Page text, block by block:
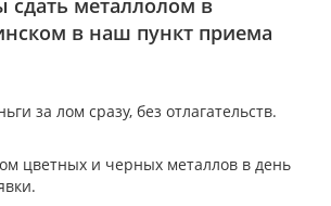
сдать металлолом в
в наш пункт приема
за лом сразу, без отлагательств.
цветных и черных металлов в день